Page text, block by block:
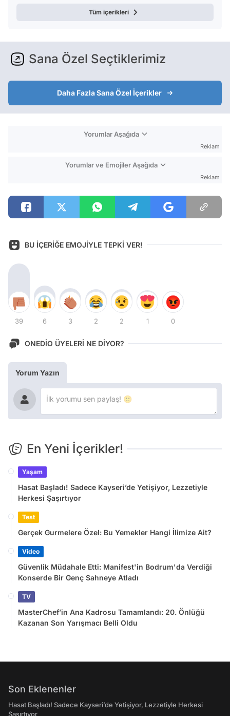
Tüm içerikleri
Sana Özel Seçtiklerimiz
Daha Fazla Sana Özel İçerikler
Yorumlar Aşağıda
Reklam
Yorumlar ve Emojiler Aşağıda
Reklam
BU İÇERİĞE EMOJİYLE TEPKİ VER!
39 6 3 2 2 1 0
ONEDİO ÜYELERİ NE DİYOR?
Yorum Yazın
En Yeni İçerikler!
Yaşam
Hasat Başladı! Sadece Kayseri’de Yetişiyor, Lezzetiyle
Herkesi Şaşırtıyor
Test
Gerçek Gurmelere Özel: Bu Yemekler Hangi İlimize Ait?
Video
Güvenlik Müdahale Etti: Manifest'in Bodrum'da Verdiği
Konserde Bir Genç Sahneye Atladı
TV
MasterChef’in Ana Kadrosu Tamamlandı: 20. Önlüğü
Kazanan Son Yarışmacı Belli Oldu
Son Eklenenler
Hasat Başladı! Sadece Kayseri’de Yetişiyor, Lezzetiyle Herkesi
Şaşırtıyor